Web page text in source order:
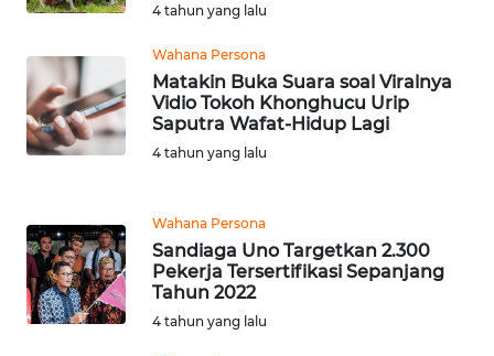
4 tahun yang lalu
Wahana Persona
Matakin Buka Suara soal Viralnya
Vidio Tokoh Khonghucu Urip
Saputra Wafat-Hidup Lagi
4 tahun yang lalu
Wahana Persona
Sandiaga Uno Targetkan 2.300
Pekerja Tersertifikasi Sepanjang
Tahun 2022
4 tahun yang lalu
JATIM
WN
BALI
KALBAR
WN
KALTENG